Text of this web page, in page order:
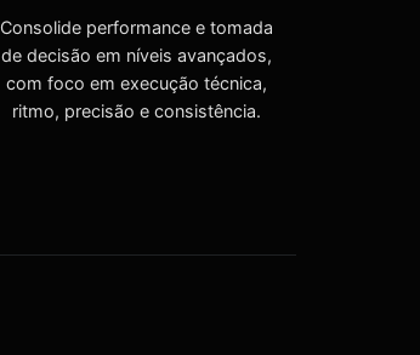
Consolide performance e tomada
de decisão em níveis avançados,
com foco em execução técnica,
ritmo, precisão e consistência.